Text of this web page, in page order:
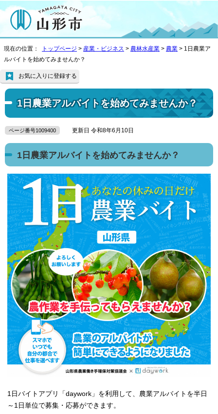
現在の位置： トップページ > 産業・ビジネス > 農林水産業 > 農業 > 1日農業ア
ルバイトを始めてみませんか？
1日農業アルバイトを始めてみませんか？
お気に入りに登録する
ページ番号1009400 更新日 令和8年6月10日
1日農業アルバイトを始めてみませんか？
1日バイトアプリ「daywork」を利用して、農業アルバイトを半日
～1日単位で募集・応募ができます。